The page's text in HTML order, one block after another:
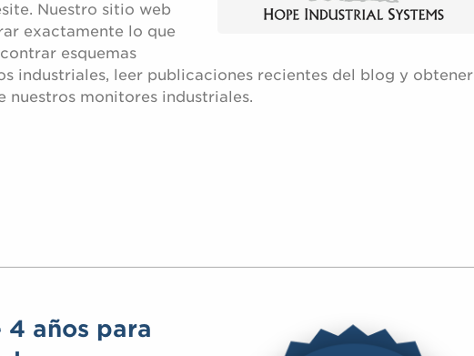
Nuestro sitio web
exactamente lo que
esquemas
industriales, leer publicaciones recientes del blog y obtener
nuestros monitores industriales.
años para